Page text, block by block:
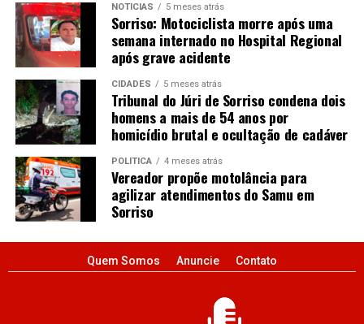
NOTÍCIAS 5 meses atrás
Sorriso: Motociclista morre após uma
semana internado no Hospital Regional
após grave acidente
CIDADES 5 meses atrás
Tribunal do Júri de Sorriso condena dois
homens a mais de 54 anos por
homicídio brutal e ocultação de cadáver
POLÍTICA 4 meses atrás
Vereador propõe motolância para
agilizar atendimentos do Samu em
Sorriso
Quem Somos Anuncie Contato